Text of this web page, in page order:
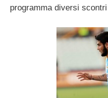
programma diversi